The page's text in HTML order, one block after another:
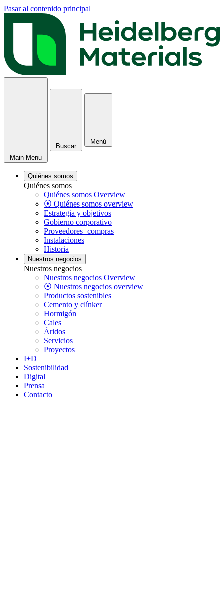
Pasar al contenido principal
Main Menu
Buscar
Menú
Quiénes somos
Quiénes somos
Quiénes somos Overview
⦿ Quiénes somos overview
Estrategia y objetivos
Gobierno corporativo
Proveedores+compras
Instalaciones
Historia
Nuestros negocios
Nuestros negocios
Nuestros negocios Overview
⦿ Nuestros negocios overview
Productos sostenibles
Cemento y clínker
Hormigón
Cales
Áridos
Servicios
Proyectos
I+D
Sostenibilidad
Digital
Prensa
Contacto